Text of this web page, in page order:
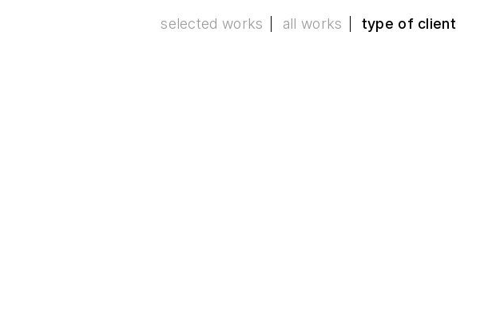
selected works all works type of client